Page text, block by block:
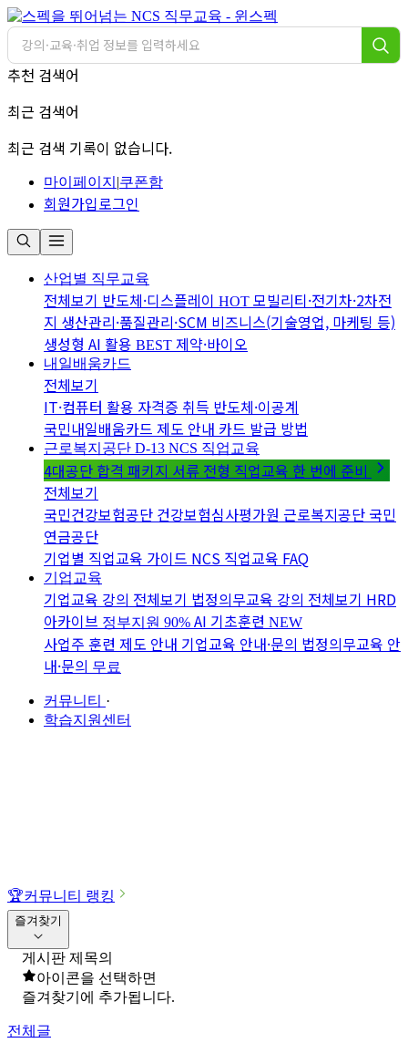
추천 검색어
최근 검색어
최근 검색 기록이 없습니다.
마이페이지 |쿠폰함
회원가입로그인
산업별 직무교육
전체보기 반도체·디스플레이 HOT 모빌리티·전기차·2차전
지 생산관리·품질관리·SCM 비즈니스(기술영업, 마케팅 등)
생성형 AI 활용 BEST 제약·바이오
내일배움카드
전체보기
IT·컴퓨터 활용 자격증 취득 반도체·이공계
국민내일배움카드 제도 안내 카드 발급 방법
근로복지공단 D-13 NCS 직업교육
4대공단 합격 패키지 서류 전형 직업교육 한 번에 준비
전체보기
국민건강보험공단 건강보험심사평가원 근로복지공단 국민
연금공단
기업별 직업교육 가이드 NCS 직업교육 FAQ
기업교육
기업교육 강의 전체보기 법정의무교육 강의 전체보기 HRD
아카이브 정부지원 90% AI 기초훈련 NEW
사업주 훈련 제도 안내 기업교육 안내·문의 법정의무교육 안
내·문의 무료
커뮤니티 ·
학습지원센터
🏆커뮤니티 랭킹
즐겨찾기
게시판 제목의
아이콘을 선택하면
즐겨찾기에 추가됩니다.
전체글